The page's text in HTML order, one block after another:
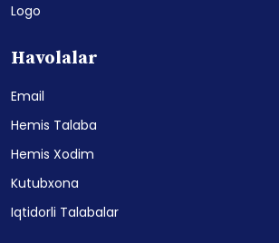
Logo
Havolalar
Email
Hemis Talaba
Hemis Xodim
Kutubxona
Iqtidorli Talabalar